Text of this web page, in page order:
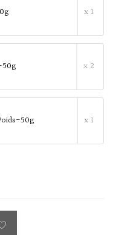
x 1
x 2
50g x 1